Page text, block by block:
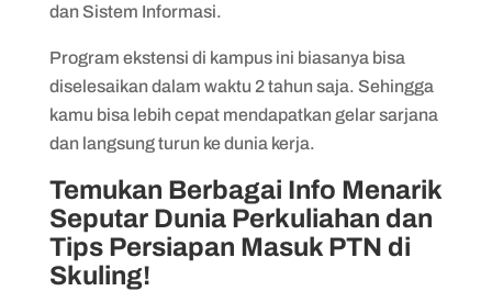
dan Sistem Informasi.
Program ekstensi di kampus ini biasanya bisa
diselesaikan dalam waktu 2 tahun saja. Sehingga
kamu bisa lebih cepat mendapatkan gelar sarjana
dan langsung turun ke dunia kerja.
Temukan Berbagai Info Menarik
Seputar Dunia Perkuliahan dan
Tips Persiapan Masuk PTN di
Skuling!